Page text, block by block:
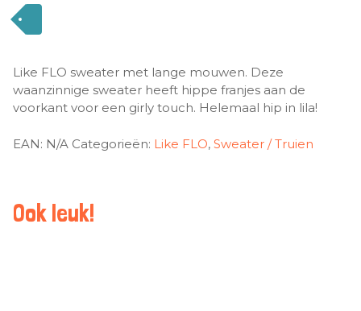
Like FLO sweater met lange mouwen. Deze
waanzinnige sweater heeft hippe franjes aan de
voorkant voor een girly touch. Helemaal hip in lila!
EAN: N/A Categorieën: Like FLO, Sweater / Truien
Ook leuk!